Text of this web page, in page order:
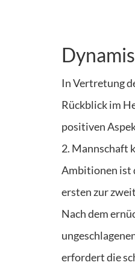
In Vertretung
Rückblick im
positiven
2. Mannschaft
Ambitionen ist
ersten zur
Nach dem
erfordert die